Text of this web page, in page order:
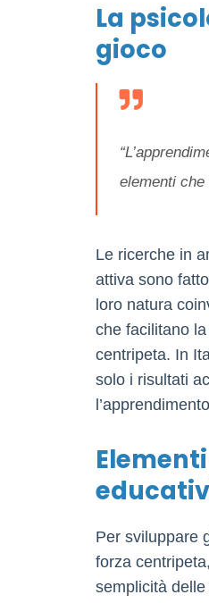
La
gioco
elementi
Le ricerche in
attiva sono
loro natura
che facilitano
centripeta. In
solo i risultati
Per sviluppare
forza
semplicità